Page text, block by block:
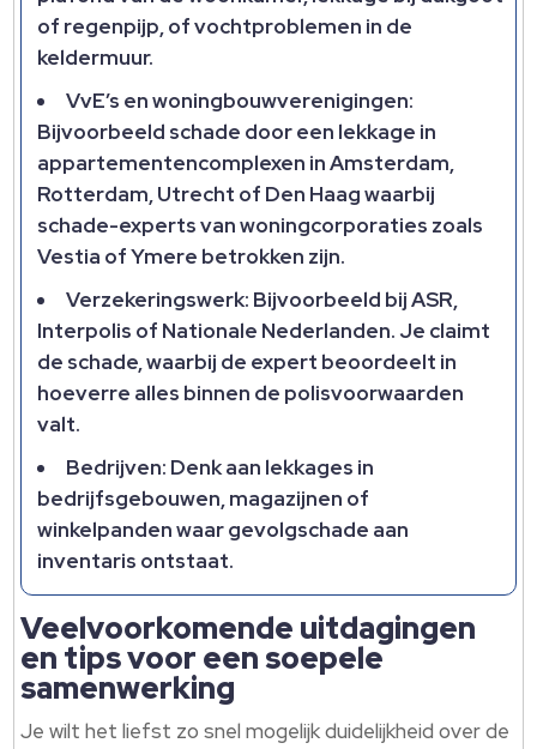
of regenpijp, of vochtproblemen in de
keldermuur.
VvE’s en woningbouwverenigingen:
Bijvoorbeeld schade door een lekkage in
appartementencomplexen in Amsterdam,
Rotterdam, Utrecht of Den Haag waarbij
schade-experts van woningcorporaties zoals
Vestia of Ymere betrokken zijn.
Verzekeringswerk: Bijvoorbeeld bij ASR,
Interpolis of Nationale Nederlanden. Je claimt
de schade, waarbij de expert beoordeelt in
hoeverre alles binnen de polisvoorwaarden
valt.
Bedrijven: Denk aan lekkages in
bedrijfsgebouwen, magazijnen of
winkelpanden waar gevolgschade aan
inventaris ontstaat.
Veelvoorkomende uitdagingen
en tips voor een soepele
samenwerking
Je wilt het liefst zo snel mogelijk duidelijkheid over de